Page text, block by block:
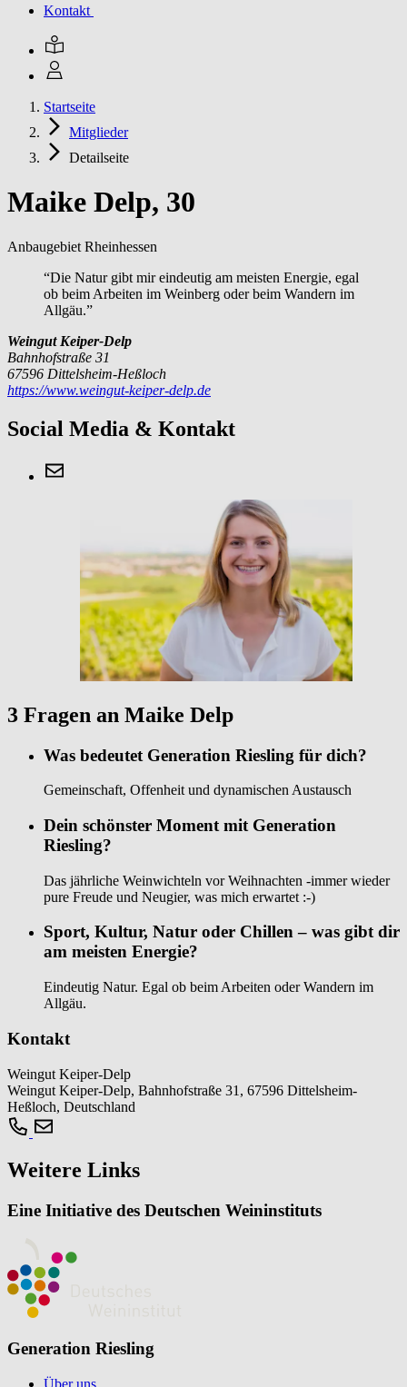
Kontakt
Startseite
Mitglieder
Detailseite
Maike Delp, 30
Anbaugebiet Rheinhessen
“Die Natur gibt mir eindeutig am meisten Energie, egal
ob beim Arbeiten im Weinberg oder beim Wandern im
Allgäu.”
Weingut Keiper-Delp
Bahnhofstraße 31
67596 Dittelsheim-Heßloch
https://www.weingut-keiper-delp.de
Social Media & Kontakt
3 Fragen an Maike Delp
Was bedeutet Generation Riesling für dich?
Gemeinschaft, Offenheit und dynamischen Austausch
Dein schönster Moment mit Generation
Riesling?
Das jährliche Weinwichteln vor Weihnachten -immer wieder
pure Freude und Neugier, was mich erwartet :-)
Sport, Kultur, Natur oder Chillen – was gibt dir
am meisten Energie?
Eindeutig Natur. Egal ob beim Arbeiten oder Wandern im
Allgäu.
Kontakt
Weingut Keiper-Delp
Weingut Keiper-Delp, Bahnhofstraße 31, 67596 Dittelsheim-
Heßloch, Deutschland
Weitere Links
Eine Initiative des Deutschen Weininstituts
Generation Riesling
Über uns